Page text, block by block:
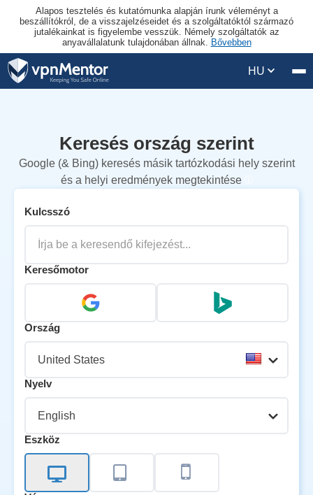
Alapos tesztelés és kutatómunka alapján írunk véleményt a
beszállítókról, de a visszajelzéseidet és a szolgáltatóktól származó
jutalékainkat is figyelembe vesszük. Némely szolgáltatók az
anyavállalatunk tulajdonában állnak. Bővebben
HU
Keresés ország szerint
Google (& Bing) keresés másik tartózkodási hely szerint
és a helyi eredmények megtekintése
Kulcsszó
Ország
United States
Keresőmotor
Nyelv
English
Eszköz